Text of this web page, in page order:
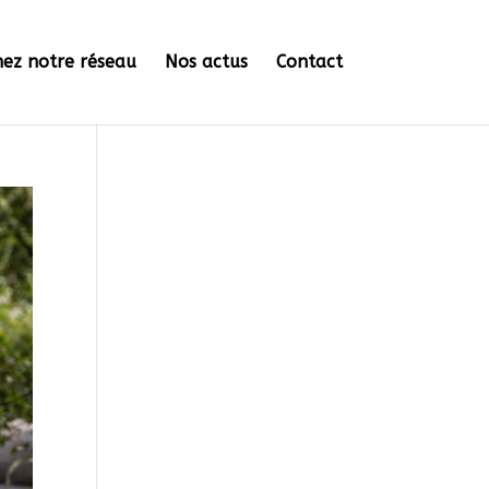
notre réseau Nos actus Contact